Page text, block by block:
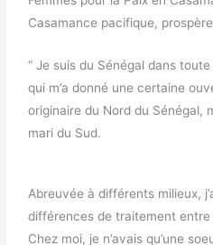
Casamance pacifique,
“ Je suis du Sénégal dans
qui m’a donné une certaine
originaire du Nord du Sénégal,
mari du Sud.
Abreuvée à différents milieux,
différences de traitement
Chez moi, je n’avais qu’une